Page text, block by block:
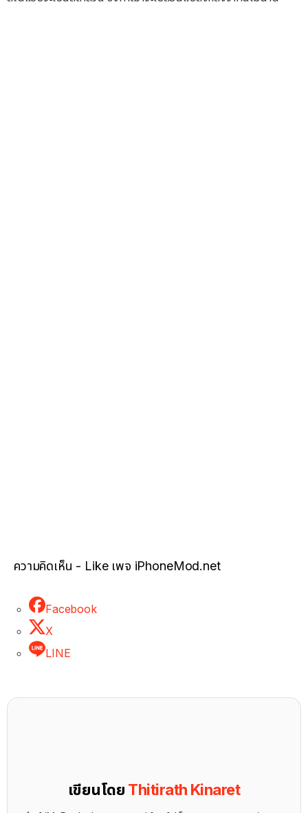
ความคิดเห็น - Like เพจ iPhoneMod.net
Facebook
X
LINE
เขียนโดย Thitirath Kinaret